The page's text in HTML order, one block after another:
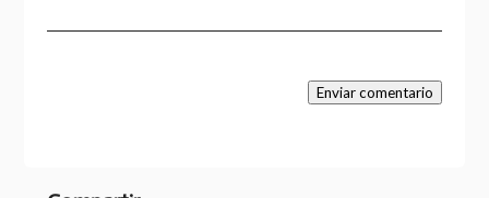
Enviar comentario